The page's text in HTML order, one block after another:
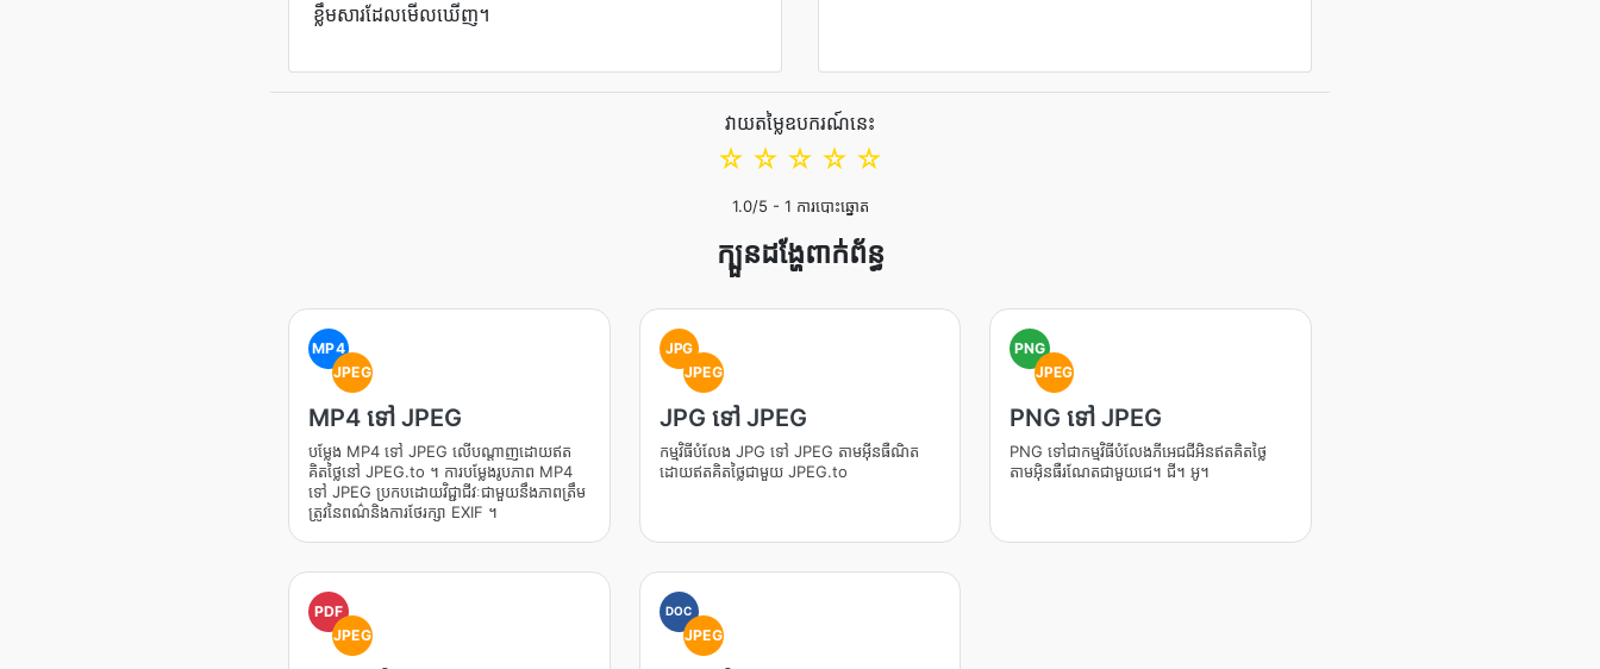
ខ្លឹមសារដែលមើលឃើញ។
វាយតម្លៃឧបករណ៍នេះ
☆
☆
☆
☆
☆
1.0/5 - 1 ការបោះឆ្នោត
ក្បួនដង្ហែពាក់ព័ន្ធ
MP4
JPEG
MP4 ទៅ JPEG
បម្លែង MP4 ទៅ JPEG លើបណ្តាញដោយឥត
គិតថ្លៃនៅ JPEG.to ។ ការបម្លែងរូបភាព MP4
ទៅ JPEG ប្រកបដោយវិជ្ជាជីវៈជាមួយនឹងភាពត្រឹម
ត្រូវនៃពណ៌និងការថែរក្សា EXIF ។
JPG
JPEG
JPG ទៅ JPEG
កម្មវិធីបំលែង JPG ទៅ JPEG តាមអ៊ីនធឺណិត
ដោយឥតគិតថ្លៃជាមួយ JPEG.to
PNG
JPEG
PNG ទៅ JPEG
PNG ទៅជាកម្មវិធីបំលែងភីអេជជីអិនឥតគិតថ្លៃ
តាមអ៊ិនធឺរណែតជាមួយជេ។ ជី។ អូ។
PDF
JPEG
DOC
JPEG